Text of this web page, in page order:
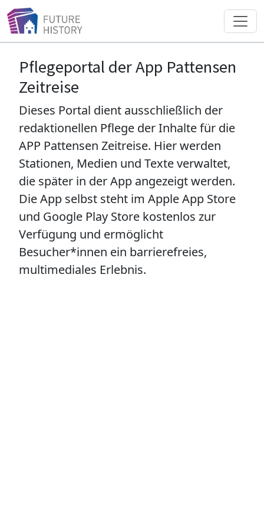
Direkt zum Inhalt
Pflegeportal der App Pattensen
Zeitreise
Dieses Portal dient ausschließlich der
redaktionellen Pflege der Inhalte für die
APP Pattensen Zeitreise. Hier werden
Stationen, Medien und Texte verwaltet,
die später in der App angezeigt werden.
Die App selbst steht im Apple App Store
und Google Play Store kostenlos zur
Verfügung und ermöglicht
Besucher*innen ein barrierefreies,
multimediales Erlebnis.